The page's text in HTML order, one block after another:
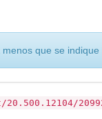
que se indique